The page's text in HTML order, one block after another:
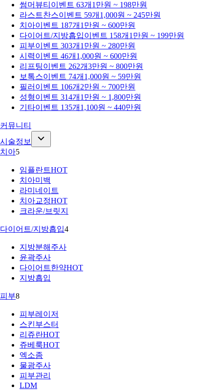
썸머뷰티 이벤트 63개 1만원 ~ 198만원
라스트찬스이벤트 59개 1,000원 ~ 245만원
치아이벤트 187개 1만원 ~ 600만원
다이어트/지방흡입이벤트 158개 1만원 ~ 199만원
피부이벤트 303개 1만원 ~ 280만원
시력이벤트 46개 1,000원 ~ 600만원
리프팅이벤트 262개3만원 ~ 800만원
보톡스이벤트 74개 1,000원 ~ 59만원
필러 이벤트 106개 2만원 ~ 700만원
성형이벤트 314개 1만원 ~ 1,800만원
기타이벤트 135개 1,100원 ~ 440만원
커뮤니티
시술정보
치아5
임플란트HOT
치아미백
라미네이트
치아교정HOT
크라운/브릿지
다이어트/지방흡입4
지방분해주사
윤곽주사
다이어트한약HOT
지방흡입
피부8
피부레이저
스킨부스터
리쥬란HOT
쥬베룩HOT
엑소좀
물광주사
피부관리
LDM